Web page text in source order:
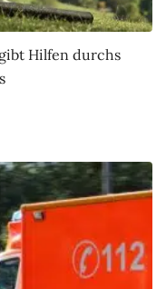
Hilfen durchs